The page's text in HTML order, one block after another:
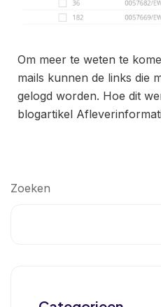
Om meer te weten te
mails kunnen de links die
gelogd worden. Hoe dit
blogartikel
Zoeken